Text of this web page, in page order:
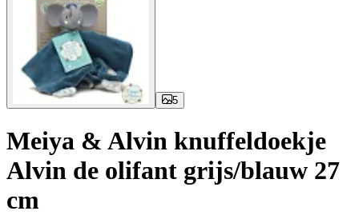
5
Meiya & Alvin knuffeldoekje
Alvin de olifant grijs/blauw 27
cm